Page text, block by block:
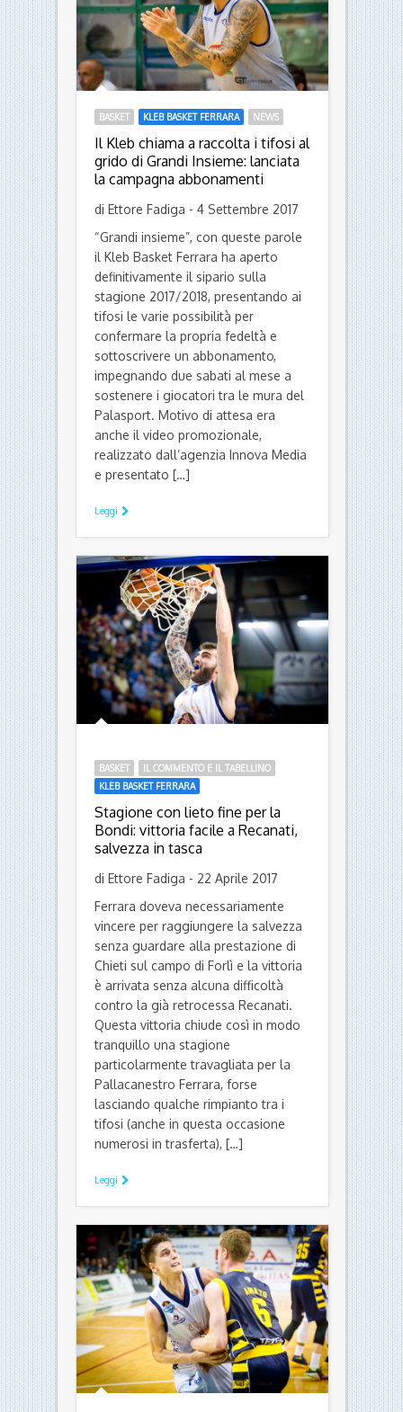
Leggi
BASKET KLEB BASKET FERRARA NEWS
Il Kleb chiama a raccolta i tifosi al
grido di Grandi Insieme: lanciata
la campagna abbonamenti
di Ettore Fadiga - 4 Settembre 2017
“Grandi insieme”, con queste parole
il Kleb Basket Ferrara ha aperto
definitivamente il sipario sulla
stagione 2017/2018, presentando ai
tifosi le varie possibilità per
confermare la propria fedeltà e
impegnando due sabati al mese a
anche il video promozionale,
realizzato dall’agenzia Innova Media
e presentato […]
Leggi
BASKET
IL COMMENTO E IL TABELLINO
KLEB BASKET FERRARA
Stagione con lieto fine per la
Bondi: vittoria facile a Recanati,
salvezza in tasca
di Ettore Fadiga - 22 Aprile 2017
Ferrara doveva necessariamente
vincere per raggiungere la salvezza
senza guardare alla prestazione di
Chieti sul campo di Forlì e la vittoria
è arrivata senza alcuna difficoltà
contro la già retrocessa Recanati.
tranquillo una stagione
lasciando qualche rimpianto tra i
tifosi (anche in questa occasione
numerosi in trasferta), […]
Leggi